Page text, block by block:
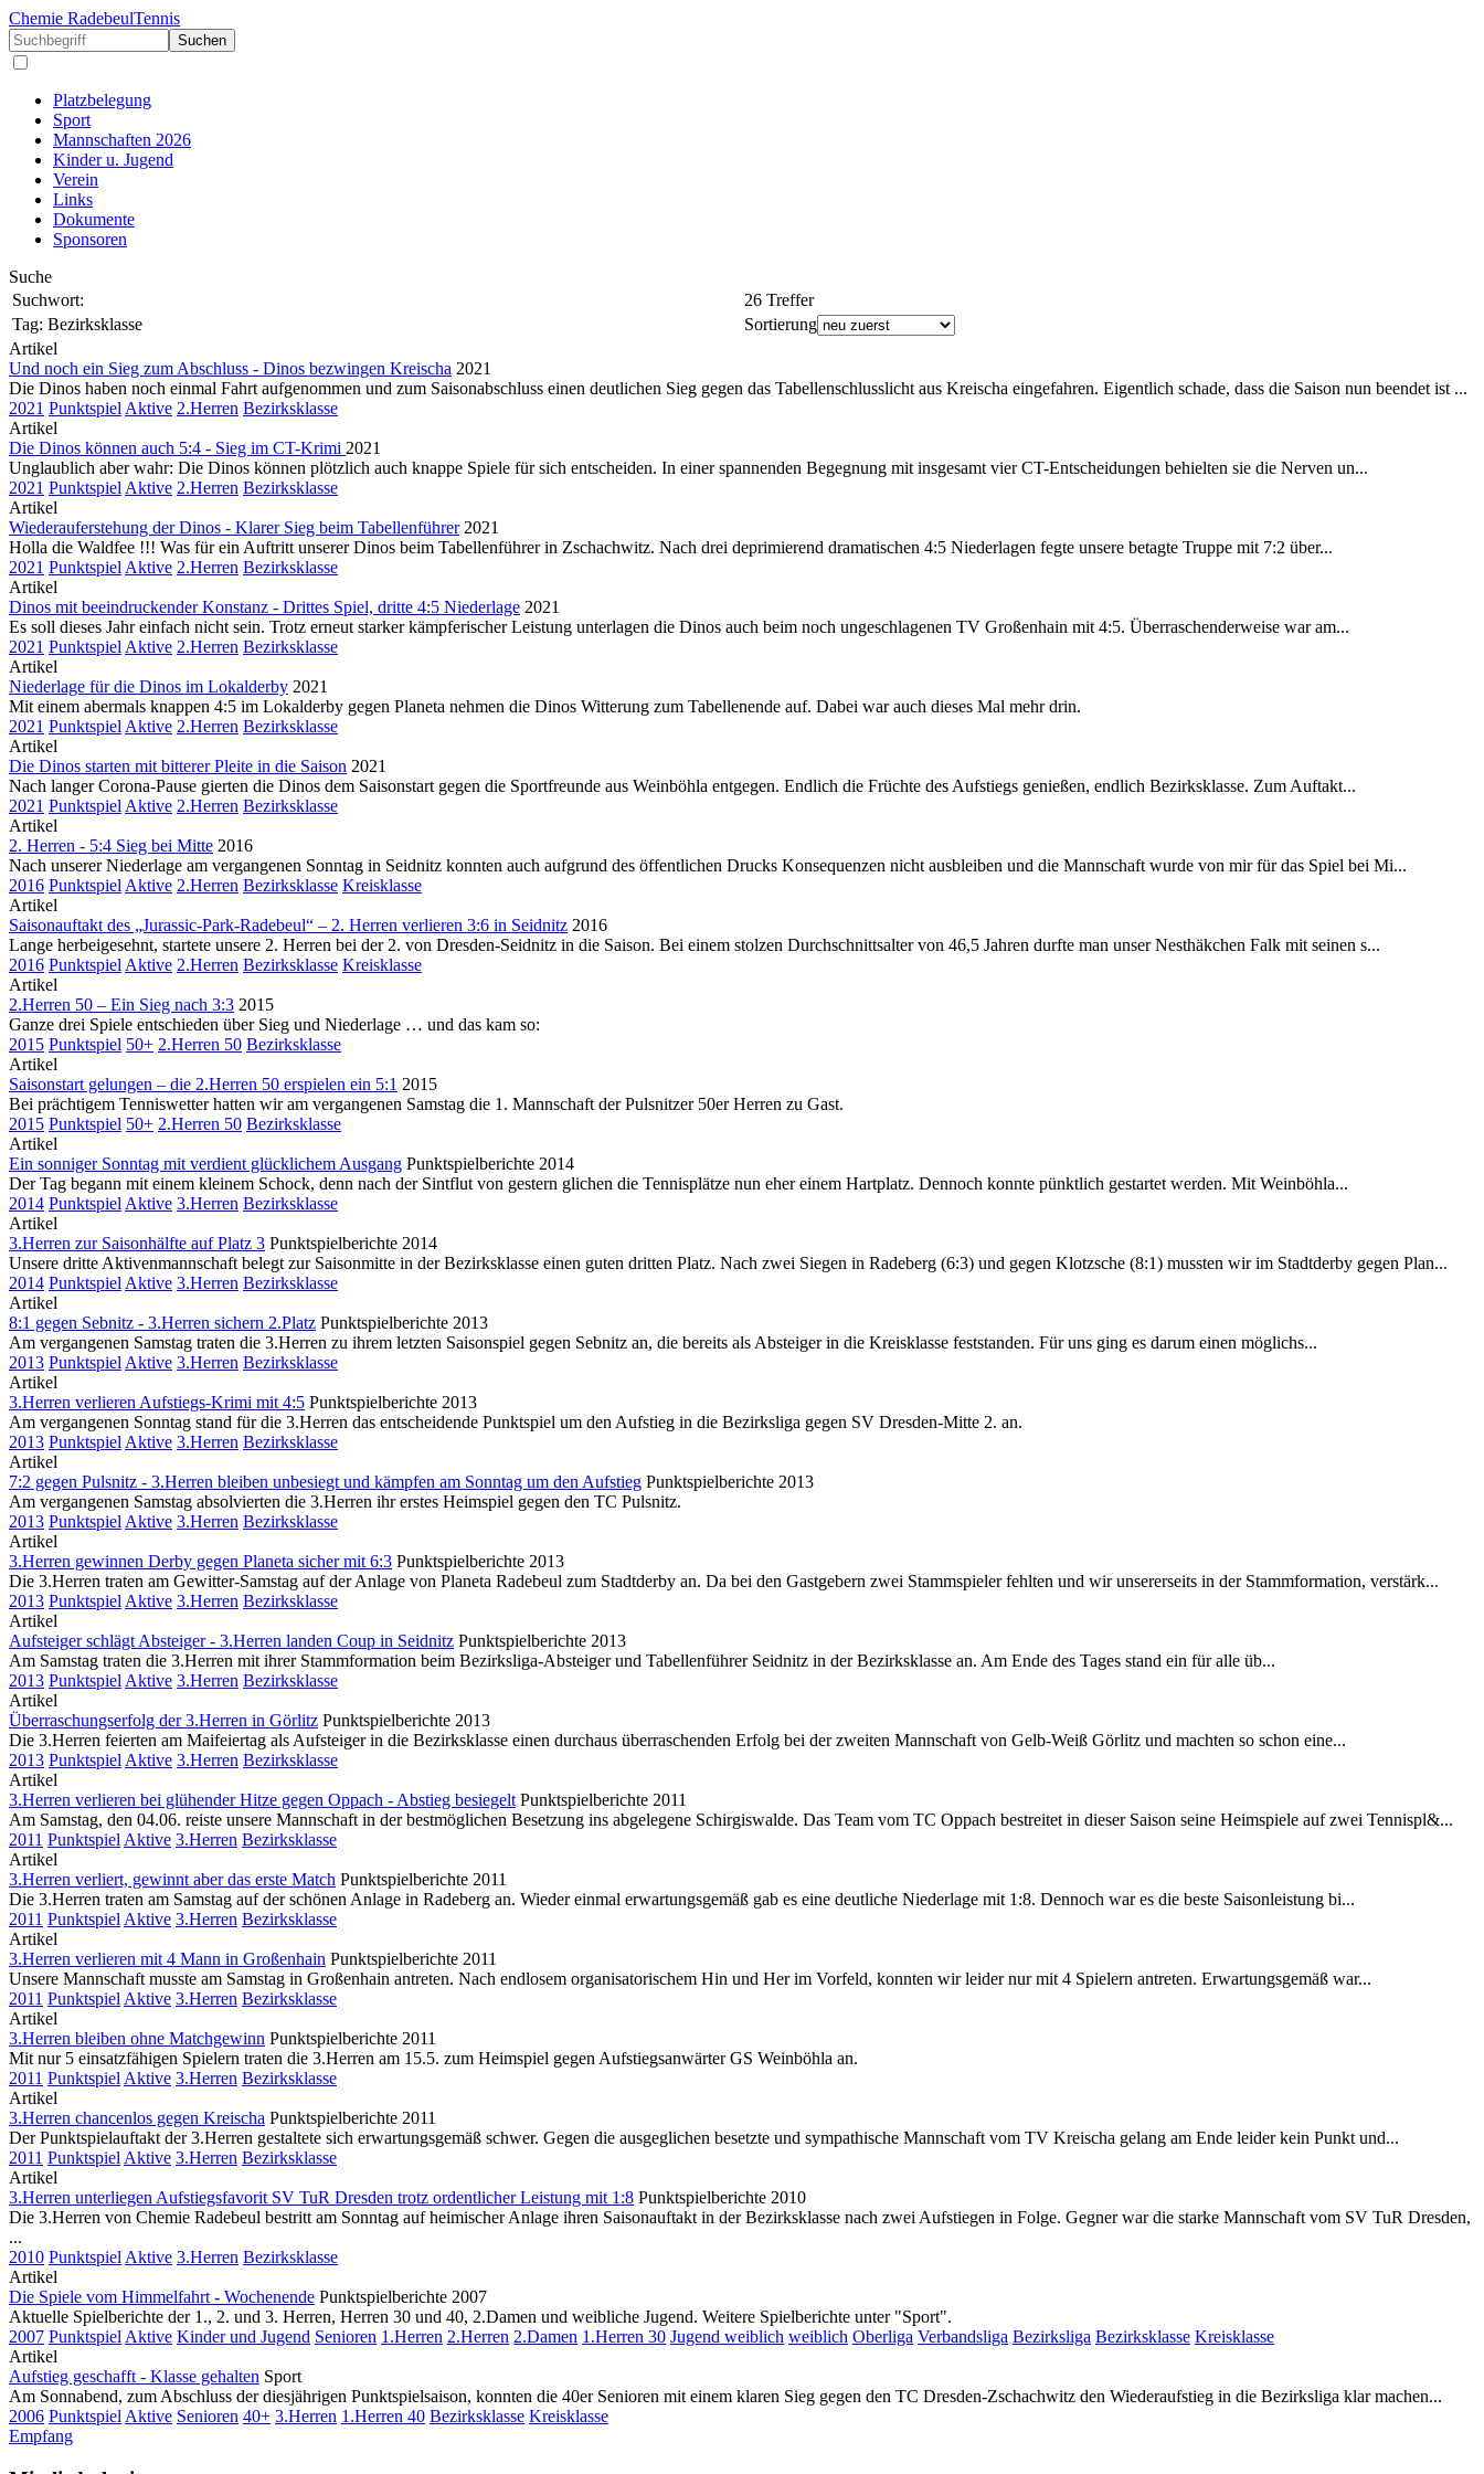
Chemie RadebeulTennis
Suchen
Platzbelegung
Sport
Mannschaften 2026
Kinder u. Jugend
Verein
Links
Dokumente
Sponsoren
Suche
Suchwort:
26 Treffer
Tag: Bezirksklasse
Sortierung
Artikel
Und noch ein Sieg zum Abschluss - Dinos bezwingen Kreischa 2021
Die Dinos haben noch einmal Fahrt aufgenommen und zum Saisonabschluss einen deutlichen Sieg gegen das Tabellenschlusslicht aus Kreischa eingefahren. Eigentlich schade, dass die Saison nun beendet ist ...
2021 Punktspiel Aktive 2.Herren Bezirksklasse
Artikel
Die Dinos können auch 5:4 - Sieg im CT-Krimi 2021
Unglaublich aber wahr: Die Dinos können plötzlich auch knappe Spiele für sich entscheiden. In einer spannenden Begegnung mit insgesamt vier CT-Entscheidungen behielten sie die Nerven un...
2021 Punktspiel Aktive 2.Herren Bezirksklasse
Artikel
Wiederauferstehung der Dinos - Klarer Sieg beim Tabellenführer 2021
Holla die Waldfee !!! Was für ein Auftritt unserer Dinos beim Tabellenführer in Zschachwitz. Nach drei deprimierend dramatischen 4:5 Niederlagen fegte unsere betagte Truppe mit 7:2 über...
2021 Punktspiel Aktive 2.Herren Bezirksklasse
Artikel
Dinos mit beeindruckender Konstanz - Drittes Spiel, dritte 4:5 Niederlage 2021
Es soll dieses Jahr einfach nicht sein. Trotz erneut starker kämpferischer Leistung unterlagen die Dinos auch beim noch ungeschlagenen TV Großenhain mit 4:5. Überraschenderweise war am...
2021 Punktspiel Aktive 2.Herren Bezirksklasse
Artikel
Niederlage für die Dinos im Lokalderby 2021
Mit einem abermals knappen 4:5 im Lokalderby gegen Planeta nehmen die Dinos Witterung zum Tabellenende auf. Dabei war auch dieses Mal mehr drin.
2021 Punktspiel Aktive 2.Herren Bezirksklasse
Artikel
Die Dinos starten mit bitterer Pleite in die Saison 2021
Nach langer Corona-Pause gierten die Dinos dem Saisonstart gegen die Sportfreunde aus Weinböhla entgegen. Endlich die Früchte des Aufstiegs genießen, endlich Bezirksklasse. Zum Auftakt...
2021 Punktspiel Aktive 2.Herren Bezirksklasse
Artikel
2. Herren - 5:4 Sieg bei Mitte 2016
Nach unserer Niederlage am vergangenen Sonntag in Seidnitz konnten auch aufgrund des öffentlichen Drucks Konsequenzen nicht ausbleiben und die Mannschaft wurde von mir für das Spiel bei Mi...
2016 Punktspiel Aktive 2.Herren Bezirksklasse Kreisklasse
Artikel
Saisonauftakt des „Jurassic-Park-Radebeul“ – 2. Herren verlieren 3:6 in Seidnitz 2016
Lange herbeigesehnt, startete unsere 2. Herren bei der 2. von Dresden-Seidnitz in die Saison. Bei einem stolzen Durchschnittsalter von 46,5 Jahren durfte man unser Nesthäkchen Falk mit seinen s...
2016 Punktspiel Aktive 2.Herren Bezirksklasse Kreisklasse
Artikel
2.Herren 50 – Ein Sieg nach 3:3 2015
Ganze drei Spiele entschieden über Sieg und Niederlage … und das kam so:
2015 Punktspiel 50+ 2.Herren 50 Bezirksklasse
Artikel
Saisonstart gelungen – die 2.Herren 50 erspielen ein 5:1 2015
Bei prächtigem Tenniswetter hatten wir am vergangenen Samstag die 1. Mannschaft der Pulsnitzer 50er Herren zu Gast.
2015 Punktspiel 50+ 2.Herren 50 Bezirksklasse
Artikel
Ein sonniger Sonntag mit verdient glücklichem Ausgang Punktspielberichte 2014
Der Tag begann mit einem kleinem Schock, denn nach der Sintflut von gestern glichen die Tennisplätze nun eher einem Hartplatz. Dennoch konnte pünktlich gestartet werden. Mit Weinböhla...
2014 Punktspiel Aktive 3.Herren Bezirksklasse
Artikel
3.Herren zur Saisonhälfte auf Platz 3 Punktspielberichte 2014
Unsere dritte Aktivenmannschaft belegt zur Saisonmitte in der Bezirksklasse einen guten dritten Platz. Nach zwei Siegen in Radeberg (6:3) und gegen Klotzsche (8:1) mussten wir im Stadtderby gegen Plan...
2014 Punktspiel Aktive 3.Herren Bezirksklasse
Artikel
8:1 gegen Sebnitz - 3.Herren sichern 2.Platz Punktspielberichte 2013
Am vergangenen Samstag traten die 3.Herren zu ihrem letzten Saisonspiel gegen Sebnitz an, die bereits als Absteiger in die Kreisklasse feststanden. Für uns ging es darum einen möglichs...
2013 Punktspiel Aktive 3.Herren Bezirksklasse
Artikel
3.Herren verlieren Aufstiegs-Krimi mit 4:5 Punktspielberichte 2013
Am vergangenen Sonntag stand für die 3.Herren das entscheidende Punktspiel um den Aufstieg in die Bezirksliga gegen SV Dresden-Mitte 2. an.
2013 Punktspiel Aktive 3.Herren Bezirksklasse
Artikel
7:2 gegen Pulsnitz - 3.Herren bleiben unbesiegt und kämpfen am Sonntag um den Aufstieg Punktspielberichte 2013
Am vergangenen Samstag absolvierten die 3.Herren ihr erstes Heimspiel gegen den TC Pulsnitz.
2013 Punktspiel Aktive 3.Herren Bezirksklasse
Artikel
3.Herren gewinnen Derby gegen Planeta sicher mit 6:3 Punktspielberichte 2013
Die 3.Herren traten am Gewitter-Samstag auf der Anlage von Planeta Radebeul zum Stadtderby an. Da bei den Gastgebern zwei Stammspieler fehlten und wir unsererseits in der Stammformation, verstärk...
2013 Punktspiel Aktive 3.Herren Bezirksklasse
Artikel
Aufsteiger schlägt Absteiger - 3.Herren landen Coup in Seidnitz Punktspielberichte 2013
Am Samstag traten die 3.Herren mit ihrer Stammformation beim Bezirksliga-Absteiger und Tabellenführer Seidnitz in der Bezirksklasse an. Am Ende des Tages stand ein für alle üb...
2013 Punktspiel Aktive 3.Herren Bezirksklasse
Artikel
Überraschungserfolg der 3.Herren in Görlitz Punktspielberichte 2013
Die 3.Herren feierten am Maifeiertag als Aufsteiger in die Bezirksklasse einen durchaus überraschenden Erfolg bei der zweiten Mannschaft von Gelb-Weiß Görlitz und machten so schon eine...
2013 Punktspiel Aktive 3.Herren Bezirksklasse
Artikel
3.Herren verlieren bei glühender Hitze gegen Oppach - Abstieg besiegelt Punktspielberichte 2011
Am Samstag, den 04.06. reiste unsere Mannschaft in der bestmöglichen Besetzung ins abgelegene Schirgiswalde. Das Team vom TC Oppach bestreitet in dieser Saison seine Heimspiele auf zwei Tennispl&...
2011 Punktspiel Aktive 3.Herren Bezirksklasse
Artikel
3.Herren verliert, gewinnt aber das erste Match Punktspielberichte 2011
Die 3.Herren traten am Samstag auf der schönen Anlage in Radeberg an. Wieder einmal erwartungsgemäß gab es eine deutliche Niederlage mit 1:8. Dennoch war es die beste Saisonleistung bi...
2011 Punktspiel Aktive 3.Herren Bezirksklasse
Artikel
3.Herren verlieren mit 4 Mann in Großenhain Punktspielberichte 2011
Unsere Mannschaft musste am Samstag in Großenhain antreten. Nach endlosem organisatorischem Hin und Her im Vorfeld, konnten wir leider nur mit 4 Spielern antreten. Erwartungsgemäß war...
2011 Punktspiel Aktive 3.Herren Bezirksklasse
Artikel
3.Herren bleiben ohne Matchgewinn Punktspielberichte 2011
Mit nur 5 einsatzfähigen Spielern traten die 3.Herren am 15.5. zum Heimspiel gegen Aufstiegsanwärter GS Weinböhla an.
2011 Punktspiel Aktive 3.Herren Bezirksklasse
Artikel
3.Herren chancenlos gegen Kreischa Punktspielberichte 2011
Der Punktspielauftakt der 3.Herren gestaltete sich erwartungsgemäß schwer. Gegen die ausgeglichen besetzte und sympathische Mannschaft vom TV Kreischa gelang am Ende leider kein Punkt und...
2011 Punktspiel Aktive 3.Herren Bezirksklasse
Artikel
3.Herren unterliegen Aufstiegsfavorit SV TuR Dresden trotz ordentlicher Leistung mit 1:8 Punktspielberichte 2010
Die 3.Herren von Chemie Radebeul bestritt am Sonntag auf heimischer Anlage ihren Saisonauftakt in der Bezirksklasse nach zwei Aufstiegen in Folge. Gegner war die starke Mannschaft vom SV TuR Dresden,
...
2010 Punktspiel Aktive 3.Herren Bezirksklasse
Artikel
Die Spiele vom Himmelfahrt - Wochenende Punktspielberichte 2007
Aktuelle Spielberichte der 1., 2. und 3. Herren, Herren 30 und 40, 2.Damen und weibliche Jugend. Weitere Spielberichte unter "Sport".
2007 Punktspiel Aktive Kinder und Jugend Senioren 1.Herren 2.Herren 2.Damen 1.Herren 30 Jugend weiblich weiblich Oberliga Verbandsliga Bezirksliga Bezirksklasse Kreisklasse
Artikel
Aufstieg geschafft - Klasse gehalten Sport
Am Sonnabend, zum Abschluss der diesjährigen Punktspielsaison, konnten die 40er Senioren mit einem klaren Sieg gegen den TC Dresden-Zschachwitz den Wiederaufstieg in die Bezirksliga klar machen...
2006 Punktspiel Aktive Senioren 40+ 3.Herren 1.Herren 40 Bezirksklasse Kreisklasse
Empfang